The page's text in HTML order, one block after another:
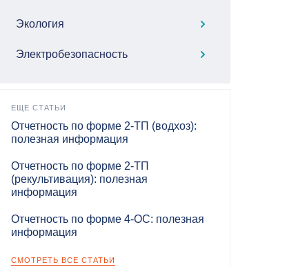
Экология
Электробезопасность
ЕЩЕ СТАТЬИ
Отчетность по форме 2-ТП (водхоз):
полезная информация
Отчетность по форме 2-ТП
(рекультивация): полезная
информация
Отчетность по форме 4-ОС: полезная
информация
СМОТРЕТЬ ВСЕ СТАТЬИ